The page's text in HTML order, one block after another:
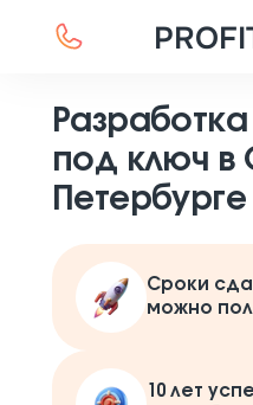
под ключ в
Петербурге
Сроки
можно
10 лет